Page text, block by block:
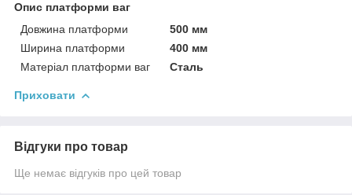
Опис платформи ваг
Довжина платформи
500 мм
Ширина платформи
400 мм
Матеріал платформи ваг
Сталь
Приховати
Відгуки про товар
Ще немає відгуків про цей товар